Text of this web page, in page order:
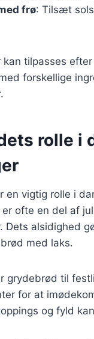
frø: Tilsæt
kan tilpasses
forskellige
rolle i
en vigtig rolle i
er ofte en del af
Dets alsidighed
med laks.
grydebrød til
for at
og fyld